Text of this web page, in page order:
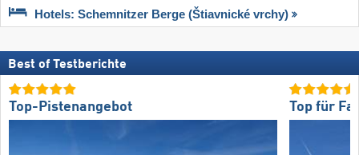
Hotels: Schemnitzer Berge (Štiavnické vrchy)
Best of Testberichte
Top-Pistenangebot Top für